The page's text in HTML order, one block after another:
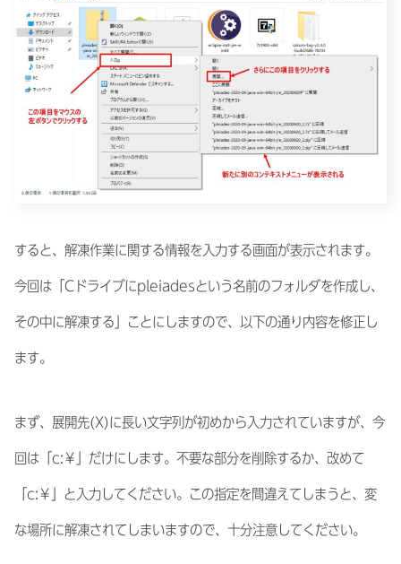
すると、解凍作業に関する情報を入力する画面が表示されます。
今回は「Cドライブにpleiadesという名前のフォルダを作成し、
その中に解凍する」ことにしますので、以下の通り内容を修正し
ます。
まず、展開先(X)に長い文字列が初めから入力されていますが、今
回は「c:￥」だけにします。不要な部分を削除するか、改めて
「c:￥」と入力してください。この指定を間違えてしまうと、変
な場所に解凍されてしまいますので、十分注意してください。